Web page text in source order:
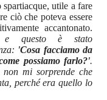
utile a fare
ciò che poteva essere
accantonato.
e questo è stato
'Cosa facciamo da
possiamo farlo?'.
mi sorprende che
perché era quello lo